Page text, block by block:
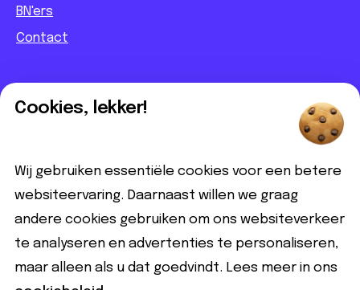
BN'ers
Contact
Informatief
Partnerbijdrage
Disclaimer
Volg ons
Cookies, lekker!
Wij gebruiken essentiële cookies voor een betere
websiteervaring. Daarnaast willen we graag
andere cookies gebruiken om ons websiteverkeer
te analyseren en advertenties te personaliseren,
maar alleen als u dat goedvindt. Lees meer in ons